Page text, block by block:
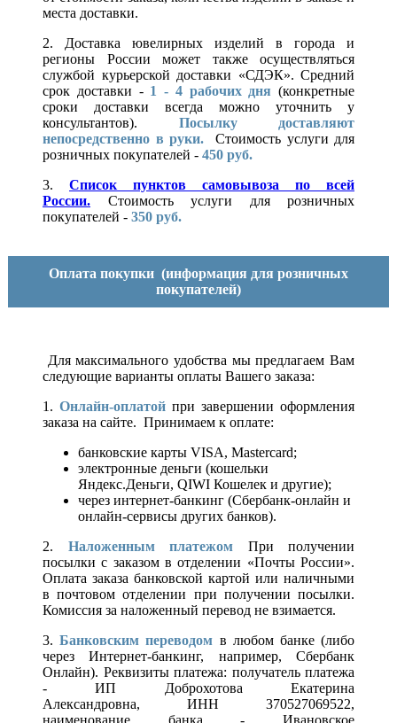
места доставки.
2. Доставка ювелирных изделий в города и
регионы России может также осуществляться
службой курьерской доставки «СДЭК». Средний
срок доставки - 1 - 4 рабочих дня (конкретные
сроки доставки всегда можно уточнить у
консультантов). Посылку доставляют
непосредственно в руки.
Стоимость услуги для
розничных покупателей - 450 руб.
3. Список пунктов самовывоза по всей
России.
Стоимость услуги для розничных
покупателей - 350 руб.
Оплата покупки (информация для розничных
покупателей)
Для максимального удобства мы предлагаем Вам
следующие варианты оплаты Вашего заказа:
1. Онлайн-оплатой при завершении оформления
заказа на сайте. Принимаем к оплате:
банковские карты VISA, Mastercard;
электронные деньги (кошельки
Яндекс.Деньги, QIWI Кошелек и другие);
через интернет-банкинг (Сбербанк-онлайн и
онлайн-сервисы других банков).
2. Наложенным платежом При получении
посылки с заказом в отделении «Почты России».
Оплата заказа банковской картой или наличными
в почтовом отделении при получении посылки.
Комиссия за наложенный перевод не взимается.
3.Банковским переводом в любом банке (либо
через Интернет-банкинг, например, Сбербанк
Онлайн). Реквизиты платежа: получатель платежа
- ИП Доброхотова Екатерина
Александровна, ИНН 370527069522,